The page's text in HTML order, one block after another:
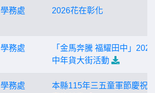
學務處 2026花在彰化
學務處
「金馬奔騰 福耀田中」
中年貨大街活動
學務處
本縣115年三五童軍節慶祝